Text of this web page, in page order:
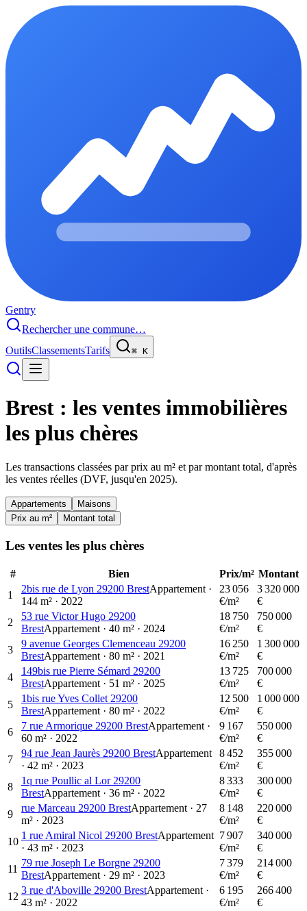
Gentry
Rechercher une commune…
OutilsClassementsTarifs ⌘ K
Brest : les ventes immobilières
les plus chères
Les transactions classées par prix au m² et par montant total, d'après
les ventes réelles (DVF, jusqu'en 2025).
Appartements
Maisons
Prix au m²
Montant total
Les ventes les plus chères
# Bien Prix/m² Montant
1
2bis rue de Lyon 29200 BrestAppartement ·
144 m² · 2022
23 056
€/m²
3 320 000
€
2
53 rue Victor Hugo 29200
BrestAppartement · 40 m² · 2024
18 750
€/m²
750 000
€
3
9 avenue Georges Clemenceau 29200
BrestAppartement · 80 m² · 2021
16 250
€/m²
1 300 000
€
4
149bis rue Pierre Sémard 29200
BrestAppartement · 51 m² · 2025
13 725
€/m²
700 000
€
5
1bis rue Yves Collet 29200
BrestAppartement · 80 m² · 2022
12 500
€/m²
1 000 000
€
6
7 rue Armorique 29200 BrestAppartement ·
60 m² · 2022
9 167
€/m²
550 000
€
7
94 rue Jean Jaurès 29200 BrestAppartement
· 42 m² · 2023
8 452
€/m²
355 000
€
8
1q rue Poullic al Lor 29200
BrestAppartement · 36 m² · 2022
8 333
€/m²
300 000
€
9
rue Marceau 29200 BrestAppartement · 27
m² · 2023
8 148
€/m²
220 000
€
10
1 rue Amiral Nicol 29200 BrestAppartement
· 43 m² · 2023
7 907
€/m²
340 000
€
11
79 rue Joseph Le Borgne 29200
BrestAppartement · 29 m² · 2023
7 379
€/m²
214 000
€
12
3 rue d'Aboville 29200 BrestAppartement ·
43 m² · 2022
6 195
€/m²
266 400
€